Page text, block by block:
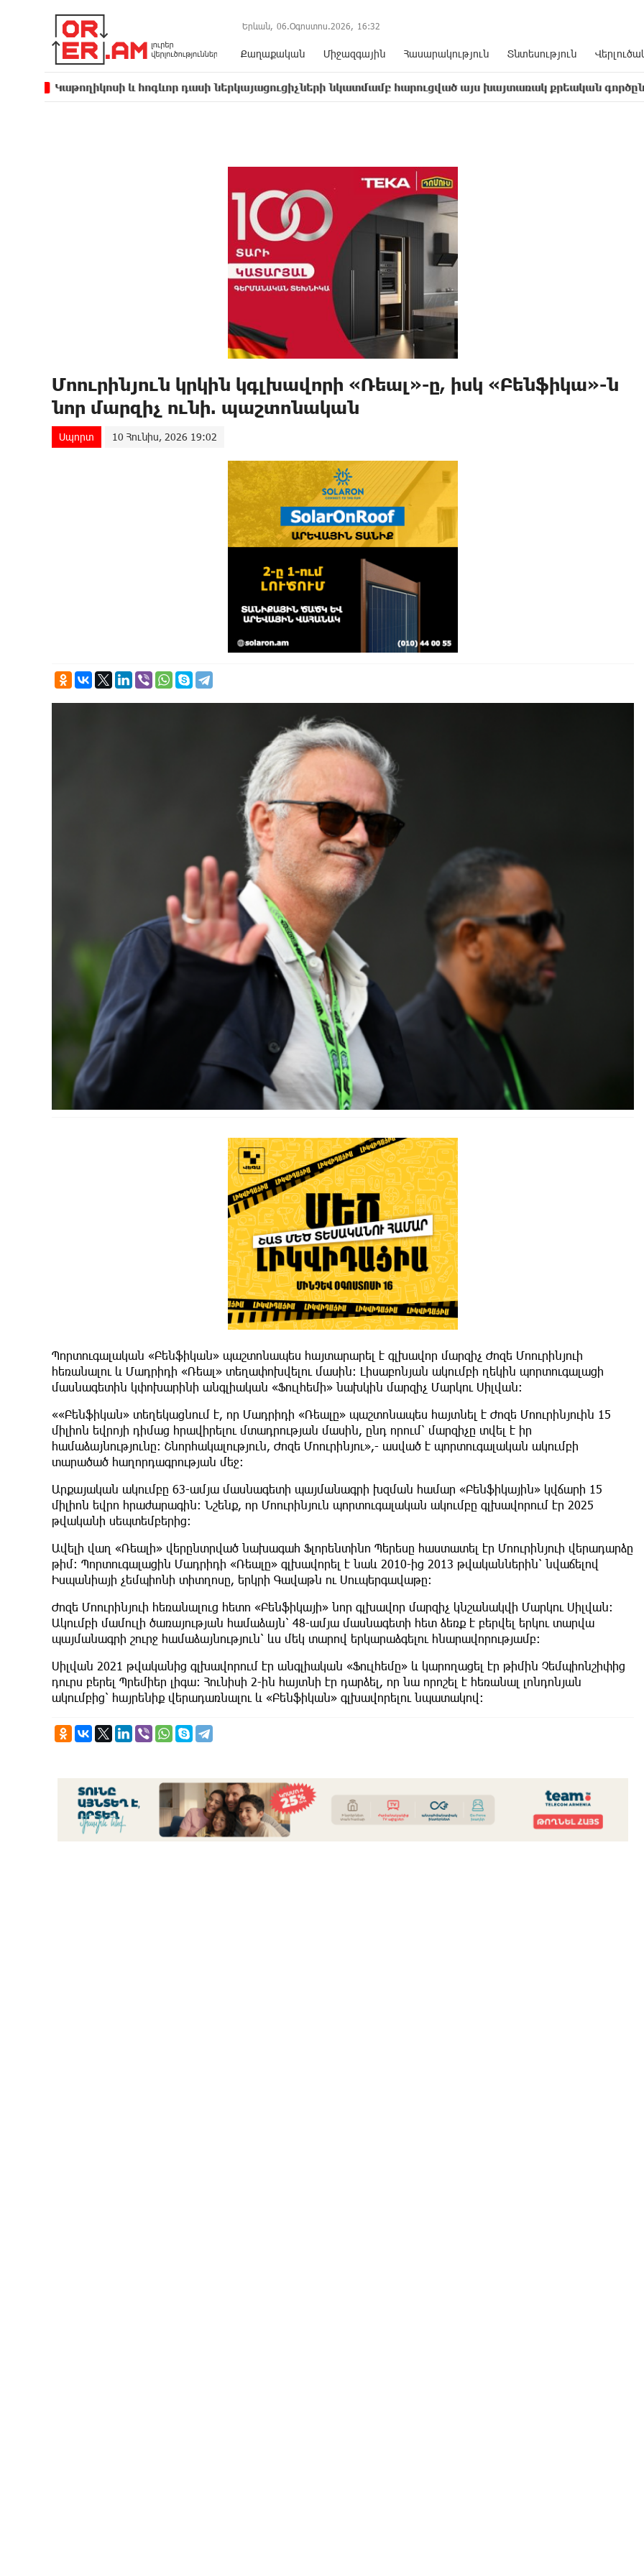
Երևան, 06.Օգոստոս.2026, 16 33
Քաղաքական Միջազգային Հասարակություն Տնտեսություն
և հոգևոր դասի ներկայացուցիչների նկատմամբ հարուցված այս խայտառակ քրեական գործընթացը
Մոուրինյուն կրկին կգլխավորի «Ռեալ»-ը, իսկ «Բենֆիկա»-ն
նոր մարզիչ ունի. պաշտոնական
Սպորտ 10 Հունիս, 2026 19:02
Պորտուգալական «Բենֆիկան» պաշտոնապես հայտարարել է գլխավոր մարզիչ Ժոզե Մոուրինյուի
հեռանալու և Մադրիդի «Ռեալ» տեղափոխվելու մասին։ Լիսաբոնյան ակումբի ղեկին պորտուգալացի
մասնագետին կփոխարինի անգլիական «Ֆուլհեմի» նախկին մարզիչ Մարկու Սիլվան։
««Բենֆիկան» տեղեկացնում է, որ Մադրիդի «Ռեալը» պաշտոնապես հայտնել է Ժոզե Մոուրինյուին 15
միլիոն եվրոյի դիմաց հրավիրելու մտադրության մասին, ընդ որում՝ մարզիչը տվել է իր
համաձայնությունը: Շնորհակալություն, Ժոզե Մոուրինյու»,- ասված է պորտուգալական ակումբի
տարածած հաղորդագրության մեջ։
Արքայական ակումբը 63-ամյա մասնագետի պայմանագրի խզման համար «Բենֆիկային» կվճարի 15
միլիոն եվրո հրաժարագին: Նշենք, որ Մոուրինյուն պորտուգալական ակումբը գլխավորում էր 2025
թվականի սեպտեմբերից։
Ավելի վաղ «Ռեալի» վերընտրված նախագահ Ֆլորենտինո Պերեսը հաստատել էր Մոուրինյուի վերադարձը
թիմ։ Պորտուգալացին Մադրիդի «Ռեալը» գլխավորել է նաև 2010-ից 2013 թվականներին՝ նվաճելով
Իսպանիայի չեմպիոնի տիտղոսը, երկրի Գավաթն ու Սուպերգավաթը:
Ժոզե Մոուրինյուի հեռանալուց հետո «Բենֆիկայի» նոր գլխավոր մարզիչ կնշանակվի Մարկու Սիլվան:
Ակումբի մամուլի ծառայության համաձայն՝ 48-ամյա մասնագետի հետ ձեռք է բերվել երկու տարվա
պայմանագրի շուրջ համաձայնություն՝ ևս մեկ տարով երկարաձգելու հնարավորությամբ:
Սիլվան 2021 թվականից գլխավորում էր անգլիական «Ֆուլհեմը» և կարողացել էր թիմին Չեմպիոնշիփից
դուրս բերել Պրեմիեր լիգա։ Հունիսի 2-ին հայտնի էր դարձել, որ նա որոշել է հեռանալ լոնդոնյան
ակումբից՝ հայրենիք վերադառնալու և «Բենֆիկան» գլխավորելու նպատակով: